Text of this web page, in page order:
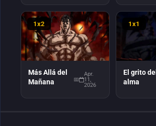
1x2
Más Allá del
Mañana
Apr.
11,
2026
1x1
El grito del
alma